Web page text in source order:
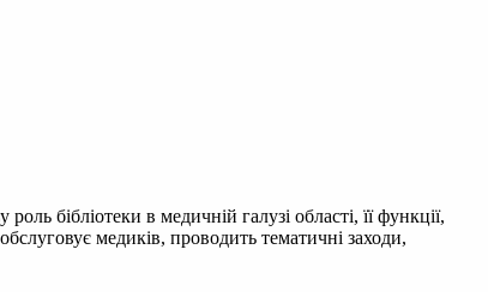
бібліотеки в медичній галузі області, її функції,
медиків, проводить тематичні заходи,